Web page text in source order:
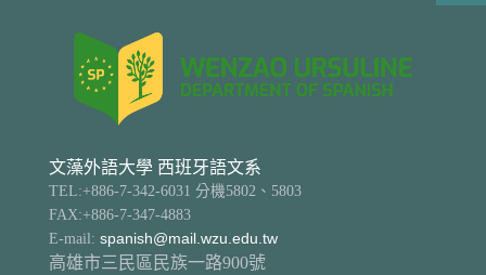
文藻外語大學 西班牙語文系
TEL:+886-7-342-6031 分機5802、5803
FAX:+886-7-347-4883
E-mail: spanish@mail.wzu.edu.tw
高雄市三民區民族一路900號